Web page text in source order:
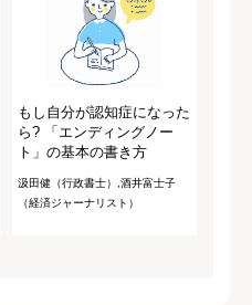
もし自分が認知症になった
ら? 「エンディングノー
ト」の基本の書き方
汲田健（行政書士）,酒井富士子
（経済ジャーナリスト）